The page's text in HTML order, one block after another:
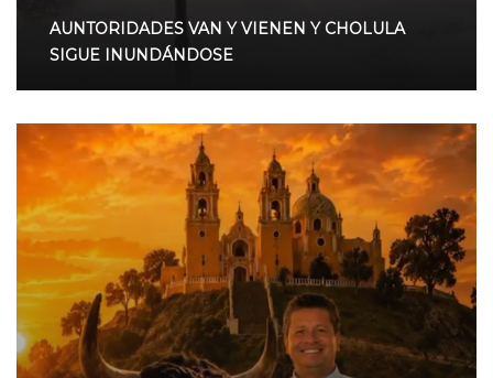
AUNTORIDADES VAN Y VIENEN Y CHOLULA
SIGUE INUNDÁNDOSE